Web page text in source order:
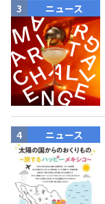
ニュース
ニュース